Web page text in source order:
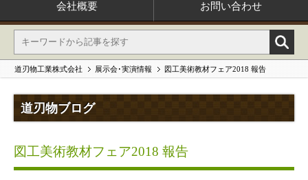
会社概要 お問い合わせ
道刃物工業株式会社 展示会･実演情報 図工美術教材フェア2018 報告
道刃物ブログ
図工美術教材フェア2018 報告